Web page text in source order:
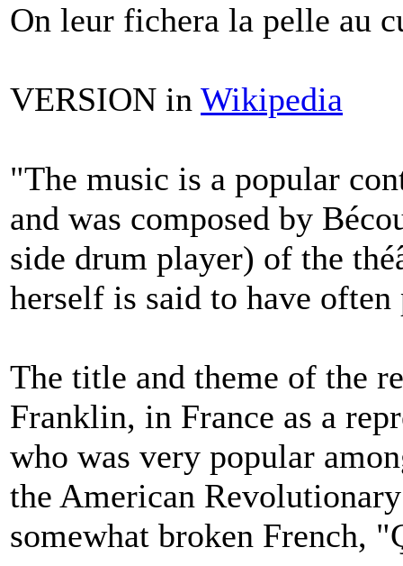
On leur fichera la pelle au
VERSION in Wikipedia
"The music is a popular
and was composed by
side drum player) of the
herself is said to have
The title and theme of the
Franklin, in France as a
who was very popular
the American
somewhat broken